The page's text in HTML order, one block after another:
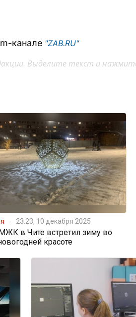
канале "ZAB.RU"
Выделите текст и
23:23, 10 декабря 2025
в Чите встретил зиму во
красоте